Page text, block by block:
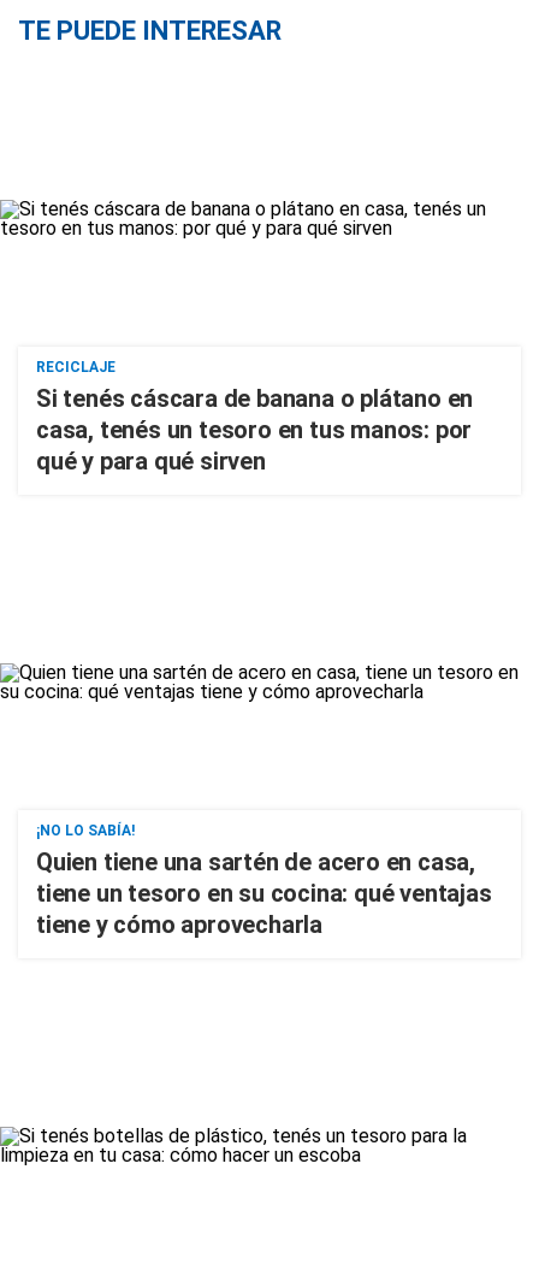
TE PUEDE INTERESAR
RECICLAJE
Si tenés cáscara de banana o plátano en
casa, tenés un tesoro en tus manos: por
qué y para qué sirven
¡NO LO SABÍA!
Quien tiene una sartén de acero en casa,
tiene un tesoro en su cocina: qué ventajas
tiene y cómo aprovecharla